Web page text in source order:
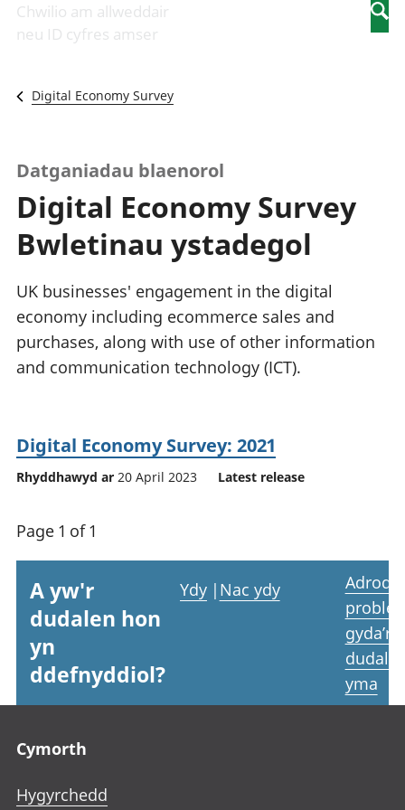
Newidiadau i
fusnesau
Diwydiant
a'r rhyngrwyd
Y diwydiant
gweithgynhyrchu
a chynhyrchu
Y diwydiant
manwethu
twristiaeth
Domestig Gros
(CDG)
Gwerth
Ychwanegol Gros
Mynegeion
chwyddiant a
phrisiau
Buddsoddiadau,
pensiynau ac
ymddiriedolaethau
Cyfrifon gwladol
Cyfrifon
mewn
gwaith
Chwilio am allweddair
neu ID cyfres amser
Digital Economy Survey
Datganiadau blaenorol
Digital Economy Survey
Bwletinau ystadegol
UK businesses' engagement in the digital
economy including ecommerce sales and
purchases, along with use of other information
and communication technology (ICT).
Digital Economy Survey: 2021
Rhyddhawyd ar 20 April 2023 Latest release
Page 1 of 1
A yw'r
dudalen hon
yn
ddefnyddiol?
Ydy | Nac ydy
Adrodd
gyda’r
yma
Cymorth
Hygyrchedd